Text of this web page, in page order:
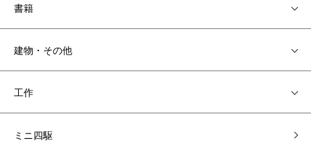
書籍
建物・その他
工作
ミニ四駆